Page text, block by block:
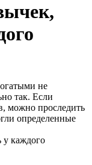
не
так. Если
можно проследить
определенные